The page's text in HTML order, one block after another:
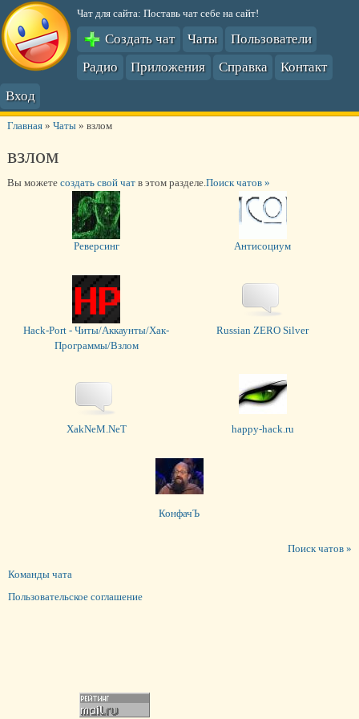
Чат для сайта: Поставь чат себе на сайт!
Создать чат Чаты
Пользователи
Радио
Приложения Справка
Контакт
Вход
Главная» Чаты» взлом
взлом
Вы можете создать свой чатв этом разделе.Поиск чатов »
Реверсинг Антисоциум
Hack-Port - Читы/Аккаунты/Хак-
Программы/Взлом
Russian ZERO Silver
XakNeM.NeT happy-hack.ru
КонфачЪ
Поиск чатов »
Команды чата
Пользовательское соглашение